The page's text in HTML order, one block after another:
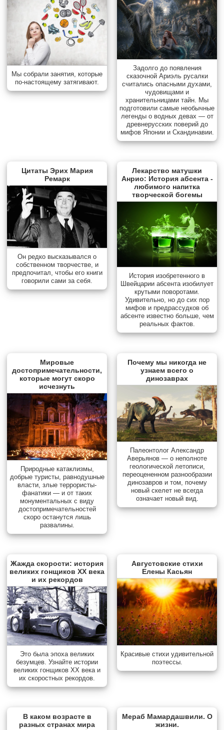
Мы собрали занятия, которые
по-настоящему затягивают.
Задолго до появления
сказочной Ариэль русалки
считались опасными духами,
чудовищами и
хранительницами тайн. Мы
подготовили самые необычные
легенды о водных девах — от
древнерусских поверий до
мифов Японии и Скандинавии.
Цитаты Эрих Мария
Ремарк
Он редко высказывался о
собственном творчестве, и
предпочитал, чтобы его книги
говорили сами за себя.
Лекарство матушки
Анрио: История абсента -
любимого напитка
творческой богемы
История изобретенного в
Швейцарии абсента изобилует
крутыми поворотами.
Удивительно, но до сих пор
мифов и предрассудков об
абсенте известно больше, чем
реальных фактов.
Мировые
достопримечательности,
которые могут скоро
исчезнуть
Природные катаклизмы,
добрые туристы, равнодушные
власти, злые террористы-
фанатики — и от таких
монументальных с виду
достопримечательностей
скоро останутся лишь
развалины.
Почему мы никогда не
узнаем всего о
динозаврах
Палеонтолог Александр
Аверьянов — о неполноте
геологической летописи,
переоцененном разнообразии
динозавров и том, почему
новый скелет не всегда
означает новый вид.
Жажда скорости: история
великих гонщиков XX века
и их рекордов
Это была эпоха великих
безумцев. Узнайте истории
великих гонщиков XX века и
их скоростных рекордов.
Августовские стихи
Елены Касьян
Красивые стихи удивительной
поэтессы.
В каком возрасте в
разных странах мира
Мераб Мамардашвили. О
жизни.